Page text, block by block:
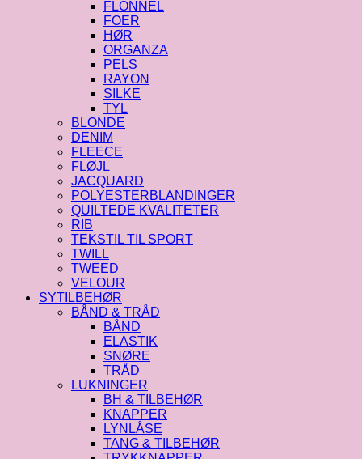
FLONNEL
FOER
HØR
ORGANZA
PELS
RAYON
SILKE
TYL
BLONDE
DENIM
FLEECE
FLØJL
JACQUARD
POLYESTERBLANDINGER
QUILTEDE KVALITETER
RIB
TEKSTIL TIL SPORT
TWILL
TWEED
VELOUR
SYTILBEHØR
BÅND & TRÅD
BÅND
ELASTIK
SNØRE
TRÅD
LUKNINGER
BH & TILBEHØR
KNAPPER
LYNLÅSE
TANG & TILBEHØR